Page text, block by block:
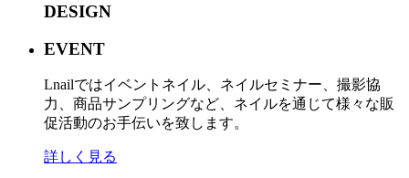
DESIGN
EVENT
Lnailではイベントネイル、ネイルセミナー、撮影協
力、商品サンプリングなど、ネイルを通じて様々な販
促活動のお手伝いを致します。
詳しく見る